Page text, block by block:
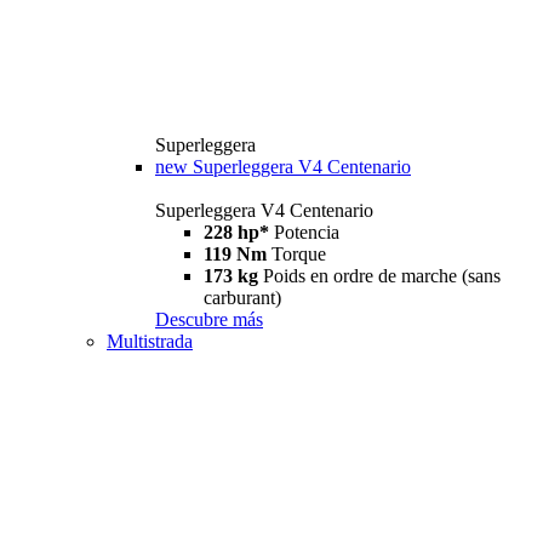
Superleggera
new Superleggera V4 Centenario
Superleggera V4 Centenario
228 hp* Potencia
119 Nm Torque
173 kg Poids en ordre de marche (sans
carburant)
Descubre más
Multistrada